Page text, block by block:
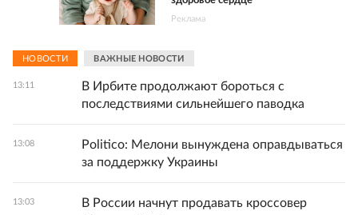
Реклама
НОВОСТИ ВАЖНЫЕ НОВОСТИ
13:11
В Ирбите продолжают бороться с
последствиями сильнейшего паводка
13:08
Politico: Мелони вынуждена оправдываться
за поддержку Украины
13:03
В России начнут продавать кроссовер